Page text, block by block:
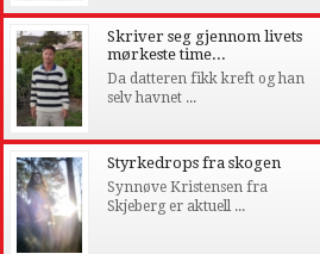
Skriver seg gjennom livets
mørkeste time...
Da datteren fikk kreft og han
selv havnet ...
Styrkedrops fra skogen
Synnøve Kristensen fra
Skjeberg er aktuell ...